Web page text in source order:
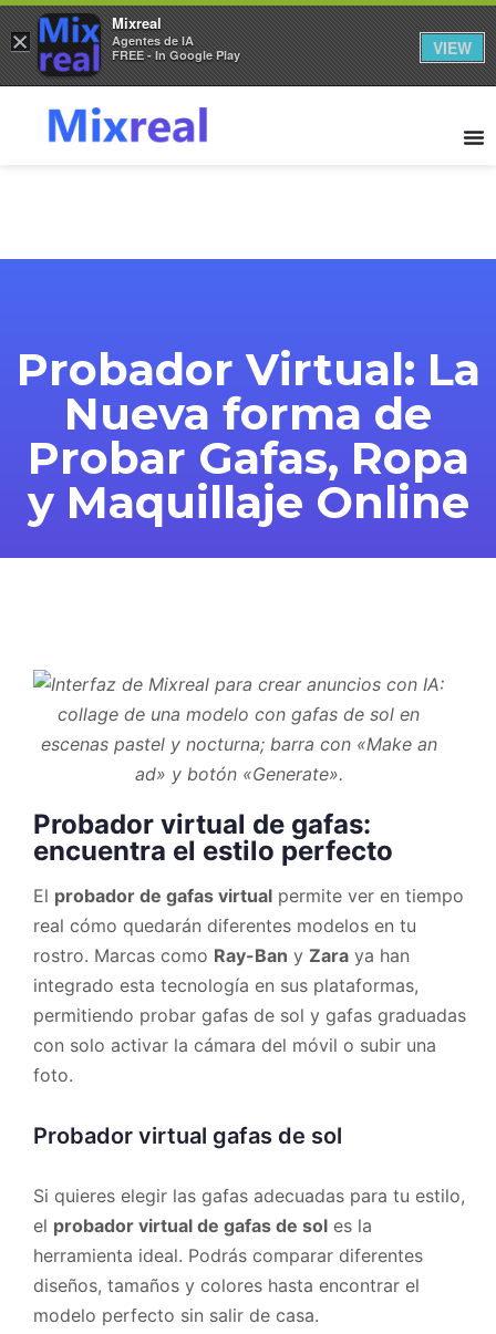
Probador Virtual: La
Nueva forma de
Probar Gafas, Ropa
y Maquillaje Online
Probador virtual de gafas:
encuentra el estilo perfecto
El probador de gafas virtual permite ver en tiempo
real cómo quedarán diferentes modelos en tu
rostro. Marcas como Ray-Ban y Zara ya han
integrado esta tecnología en sus plataformas,
permitiendo probar gafas de sol y gafas graduadas
con solo activar la cámara del móvil o subir una
foto.
Probador virtual gafas de sol
Si quieres elegir las gafas adecuadas para tu estilo,
el probador virtual de gafas de sol es la
herramienta ideal. Podrás comparar diferentes
diseños, tamaños y colores hasta encontrar el
modelo perfecto sin salir de casa.
×
Mixreal
Agentes de IA
FREE - In Google Play
VIEW